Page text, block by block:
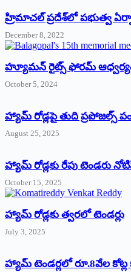
‌హ్రిమాచల్‌ ‌ప్రదేశ్‌లో పభుత్వ
December 8, 2022
హ్యూమన్‌ రైట్స్‌ ఫోరమ్‌
October 5, 2024
హ్యామ్‌ రోడ్లపై తుది ప్రపోజల్స్‌
August 25, 2025
హ్యామ్‌ రోడ్లకు రేపు టెండరు
October 15, 2025
హ్యామ్‌ రోడ్లకు త్వరలో టెండర్లు
July 3, 2025
హ్యామ్‌ ‌టెండర్లలో రూ.8వేల కోట్ల